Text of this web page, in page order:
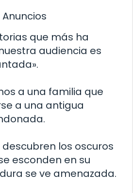
Anuncios
que más ha
audiencia es
a una familia que
a una antigua
los oscuros
esconden en su
se ve amenazada.